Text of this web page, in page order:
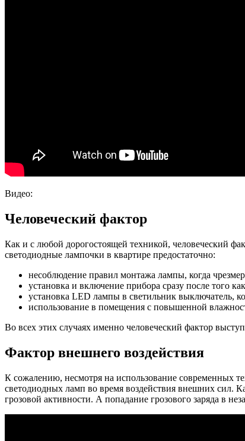
Видео:
Человеческий фактор
Как и с любой дорогостоящей техникой, человеческий
светодиодные лампочки в квартире предостаточно:
несоблюдение правил монтажа лампы, когда
установка и включение прибора сразу после того
установка LED лампы в светильник выключатель,
использование в помещения с повышенной
Во всех этих случаях именно человеческий фактор
Фактор внешнего воздействия
К сожалению, несмотря на использование современных
светодиодных ламп во время воздействия внешних сил.
грозовой активности. А попадание грозового заряда в